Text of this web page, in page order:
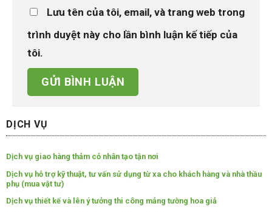
Lưu tên của tôi, email, và trang web trong
trình duyệt này cho lần bình luận kế tiếp của
tôi.
DỊCH VỤ
Dịch vụ giao hàng thảm cỏ nhân tạo tận nơi
Dịch vụ hỗ trợ kỹ thuật, tư vấn sử dụng từ xa cho khách hàng và nhà thầu
phụ (mua vật tư)
Dịch vụ thiết kế và lên ý tưởng thi công mảng tường hoa giả